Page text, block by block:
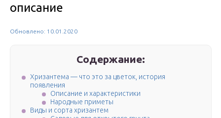
описание
Обновлено: 10.01.2020
Содержание:
Хризантема — что это за цветок, история
появления
Описание и характеристики
Народные приметы
Виды и сорта хризантем